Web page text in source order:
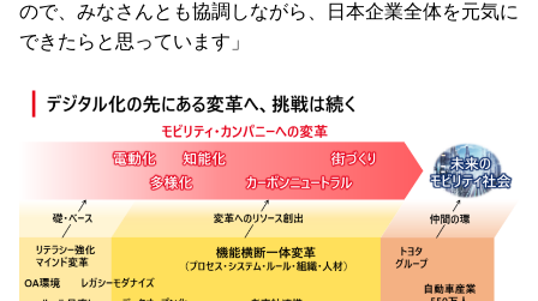
ので、みなさんとも協調しながら、日本企業全体を元気に
できたらと思っています」